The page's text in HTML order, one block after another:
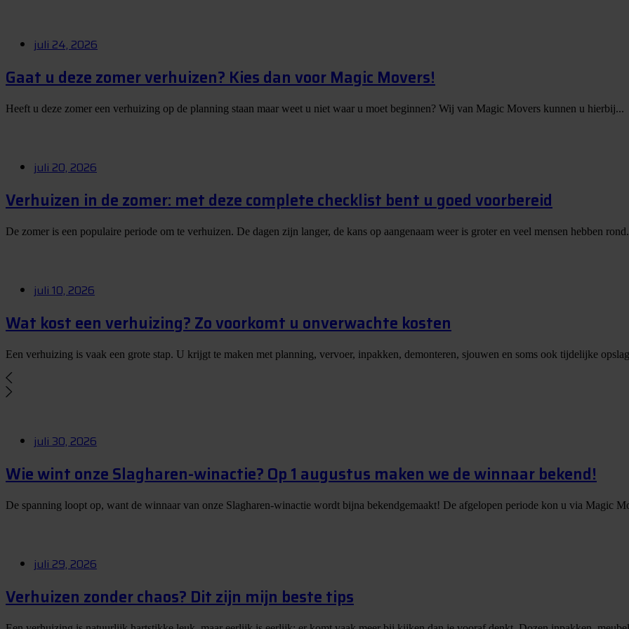
juli 24, 2026
Gaat u deze zomer verhuizen? Kies dan voor Magic Movers!
Heeft u deze zomer een verhuizing op de planning staan maar weet u niet waar u moet beginnen? Wij van Magic Movers kunnen u hierbij...
juli 20, 2026
Verhuizen in de zomer: met deze complete checklist bent u goed voorbereid
De zomer is een populaire periode om te verhuizen. De dagen zijn langer, de kans op aangenaam weer is groter en veel mensen hebben
juli 10, 2026
Wat kost een verhuizing? Zo voorkomt u onverwachte kosten
Een verhuizing is vaak een grote stap. U krijgt te maken met planning, vervoer, inpakken, demonteren, sjouwen en soms ook tijdelijke
juli 30, 2026
Wie wint onze Slagharen-winactie? Op 1 augustus maken we de winnaar bekend!
De spanning loopt op, want de winnaar van onze Slagharen-winactie wordt bijna bekendgemaakt! De afgelopen periode kon u via Magic
juli 29, 2026
Verhuizen zonder chaos? Dit zijn mijn beste tips